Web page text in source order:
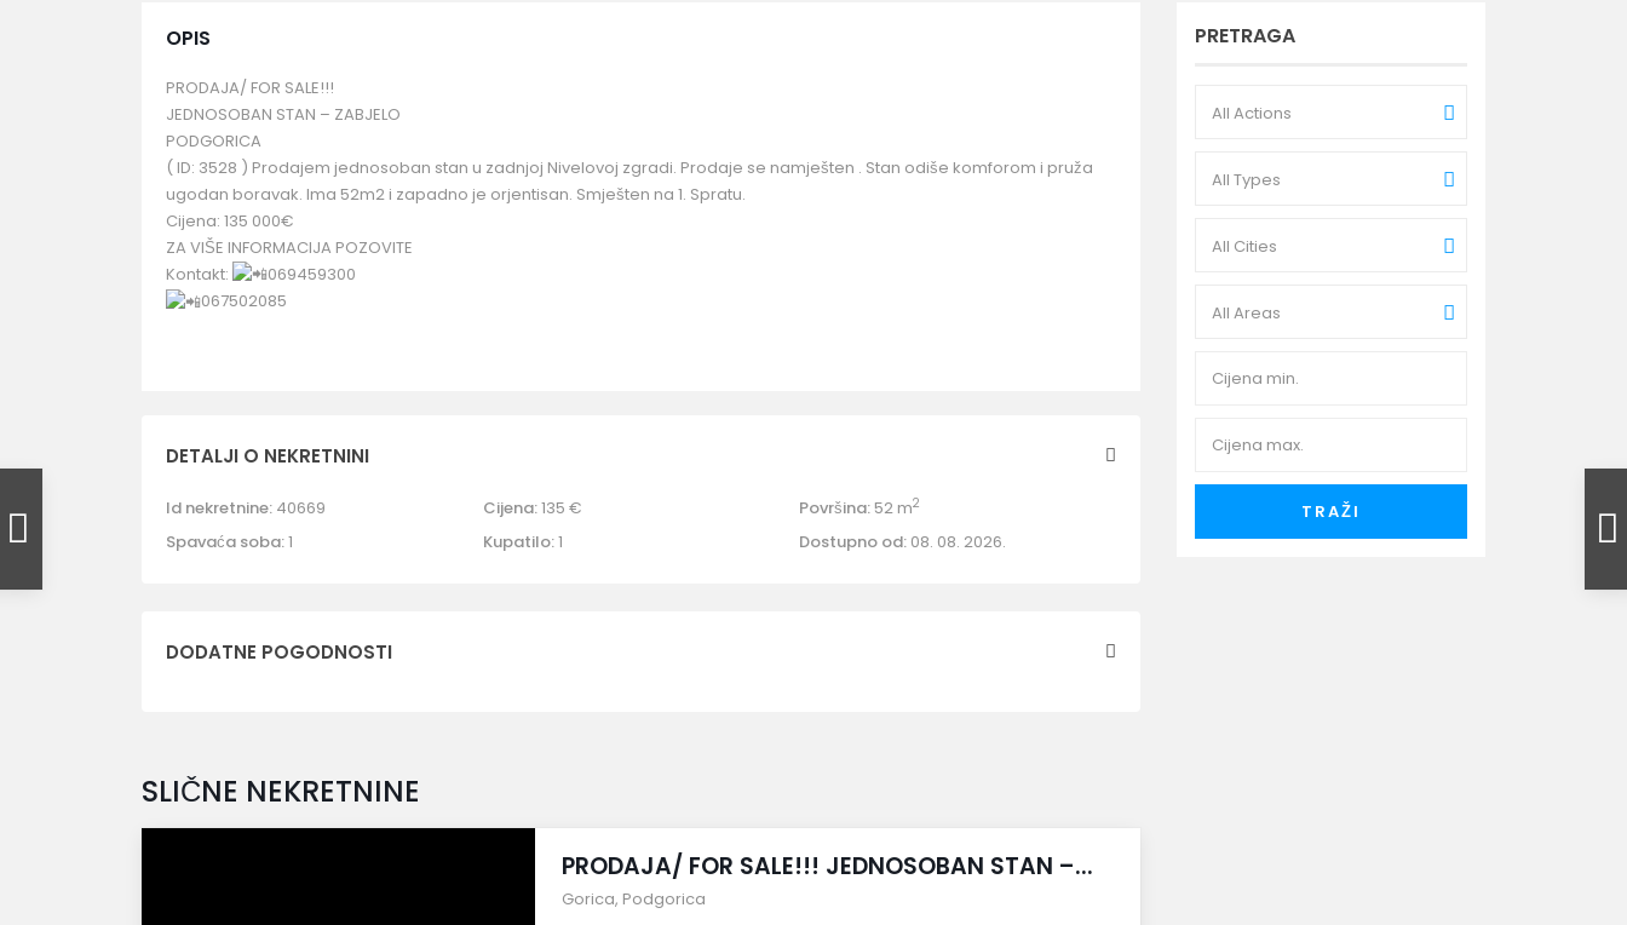
OPIS
PRODAJA/ FOR SALE!!!
JEDNOSOBAN STAN – ZABJELO
PODGORICA
( ID: 3528 ) Prodajem jednosoban stan u zadnjoj Nivelovoj zgradi. Prodaje se namješten . Stan odiše komforom i pruža
ugodan boravak. Ima 52m2 i zapadno je orjentisan. Smješten na 1. Spratu.
Cijena: 135 000€
ZA VIŠE INFORMACIJA POZOVITE
Kontakt:
069459300
067502085
DETALJI O NEKRETNINI
Id nekretnine: 40669 Cijena:135 € Površina: 52 m2
Spavaća soba:1 Kupatilo:1 Dostupno od: 08. 08. 2026.
DODATNE POGODNOSTI
SLIČNE NEKRETNINE
PRODAJA/ FOR SALE!!! JEDNOSOBAN STAN –...
Gorica, Podgorica
PRETRAGA
All Actions
All Types
All Cities
All Areas
TRAŽI